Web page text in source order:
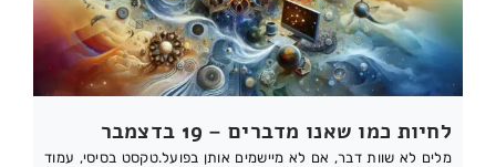
לחיות כמו שאנו מדברים – 19 בדצמבר
מלים לא שוות דבר, אם לא מיישמים אותן בפועל.טקסט בסיסי, עמוד